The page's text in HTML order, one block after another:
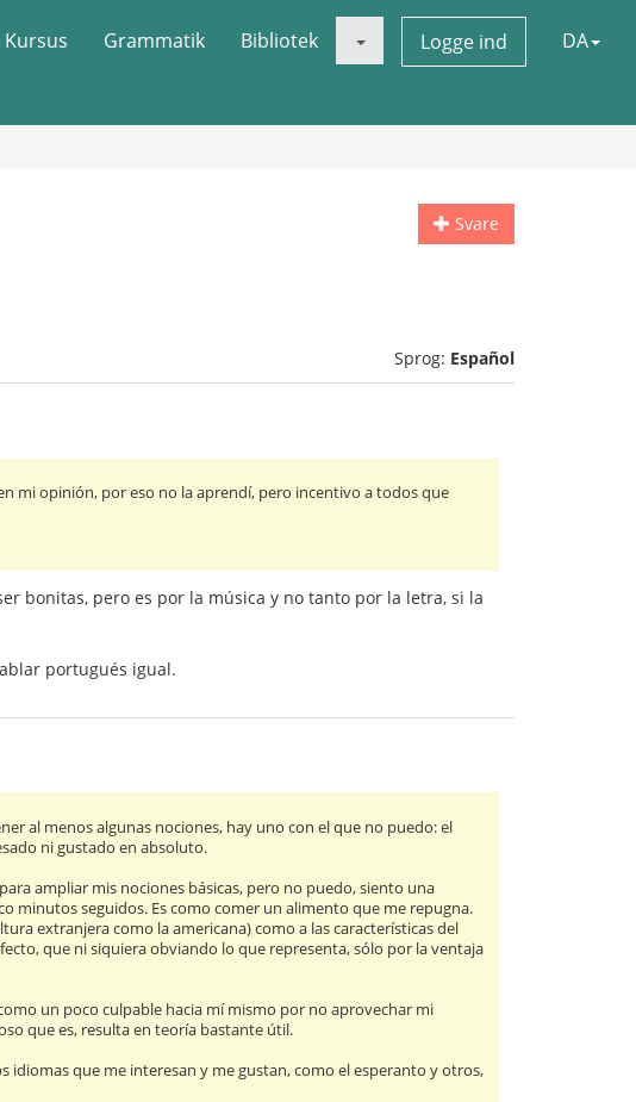
Kursus Grammatik Bibliotek Logge ind DA
Svare
Sprog: Español
mi opinión, por eso no la aprendí, pero incentivo a todos que
bonitas, pero es por la música y no tanto por la letra, si la
portugués igual.
al menos algunas nociones, hay uno con el que no puedo: el
ni gustado en absoluto.
ampliar mis nociones básicas, pero no puedo, siento una
minutos seguidos. Es como comer un alimento que me repugna.
extranjera como la americana) como a las características del
que ni siquiera obviando lo que representa, sólo por la ventaja
un poco culpable hacia mí mismo por no aprovechar mi
que es, resulta en teoría bastante útil.
idiomas que me interesan y me gustan, como el esperanto y otros,